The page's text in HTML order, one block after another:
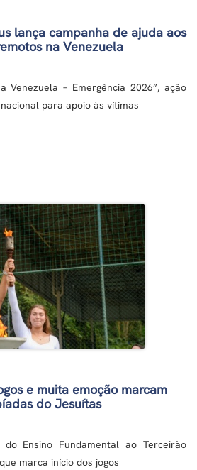
lança campanha de ajuda aos
na Venezuela
Venezuela – Emergência 2026”, ação
para apoio às vítimas
e muita emoção marcam
do Jesuítas
Ensino Fundamental ao Terceirão
marca início dos jogos